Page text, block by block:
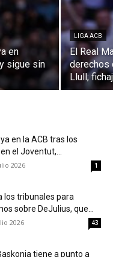
en
sigue sin
LIGA ACB
El Real
derechos
Llull;
en la ACB tras los
el Joventut,...
2026 1
los tribunales para
sobre DeJulius, que...
2026 43
tiene a punto a